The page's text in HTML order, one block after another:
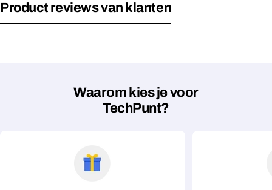
Product reviews van klanten
Waarom kies je voor
TechPunt?